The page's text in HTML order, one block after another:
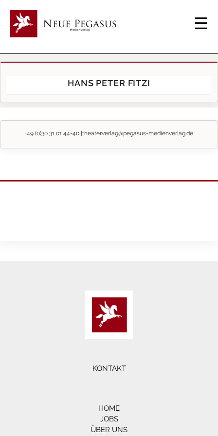
HANS PETER FITZI
+49 (0)30 31 01 44-40 |theaterverlag@pegasus-medienverlag.de
KONTAKT
HOME
JOBS
ÜBER UNS